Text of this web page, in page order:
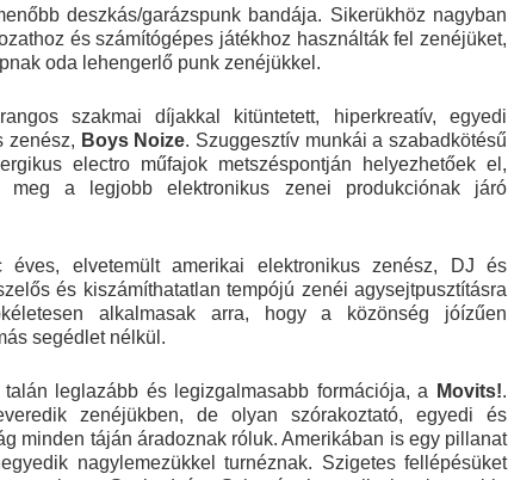
deszkás/garázspunk bandája. Sikerükhöz nagyban
és számítógépes játékhoz használták fel zenéjüket,
oda lehengerlő punk zenéjükkel.
szakmai díjakkal kitüntetett, hiperkreatív, egyedi
zenész, Boys Noize. Szuggesztív munkái a szabadkötésű
electro műfajok metszéspontján helyezhetőek el,
meg a legjobb elektronikus zenei produkciónak járó
éves, elvetemült amerikai elektronikus zenész, DJ és
és kiszámíthatatlan tempójú zenéi agysejtpusztításra
alkalmasak arra, hogy a közönség jóízűen
segédlet nélkül.
leglazább és legizgalmasabb formációja, a Movits!.
zenéjükben, de olyan szórakoztató, egyedi és
minden táján áradoznak róluk. Amerikában is egy pillanat
nagylemezükkel turnéznak. Szigetes fellépésüket